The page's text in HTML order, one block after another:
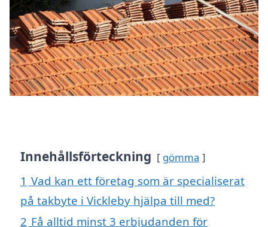
Innehållsförteckning gömma
1 Vad kan ett företag som är specialiserat
på takbyte i Vickleby hjälpa till med?
2 Få alltid minst 3 erbjudanden för